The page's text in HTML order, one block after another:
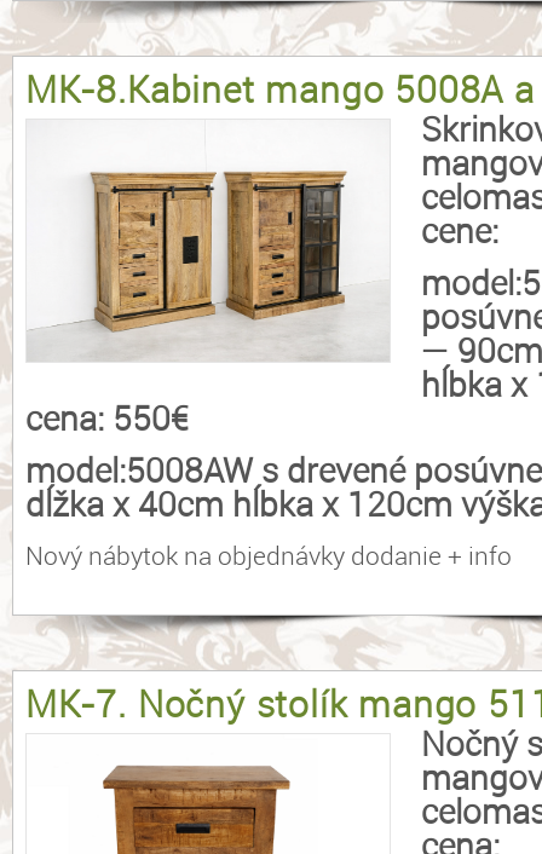
MK-8.Kabinet mango 5008A
cene:
—
hĺbka x
cena: 550€
model:5008AW s drevené
dĺžka x 40cm hĺbka x 120cm
Nový nábytok na objednávky dodanie + info
MK-7. Nočný stolík mango
Nočný